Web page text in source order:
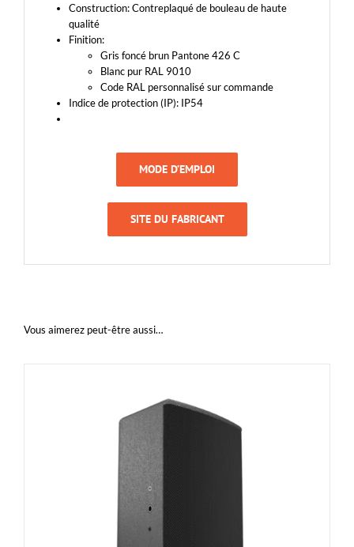
Construction: Contreplaqué de bouleau de haute
qualité
Finition:
Gris foncé brun Pantone 426 C
Blanc pur RAL 9010
Code RAL personnalisé sur commande
Indice de protection (IP): IP54
MODE D’EMPLOI
SITE DU FABRICANT
Vous aimerez peut-être aussi…